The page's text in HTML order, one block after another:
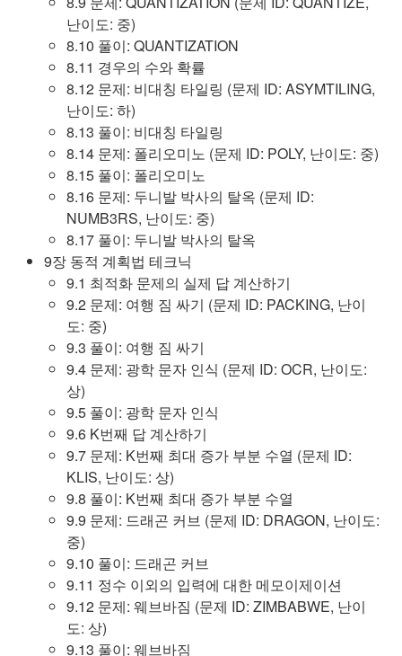
난이도: 중)
8.10 풀이: QUANTIZATION
8.11 경우의 수와 확률
8.12 문제: 비대칭 타일링 (문제 ID: ASYMTILING,
난이도: 하)
8.13 풀이: 비대칭 타일링
8.14 문제: 폴리오미노 (문제 ID: POLY, 난이도: 중)
8.15 풀이: 폴리오미노
8.16 문제: 두니발 박사의 탈옥 (문제 ID:
NUMB3RS, 난이도: 중)
8.17 풀이: 두니발 박사의 탈옥
9장 동적 계획법 테크닉
9.1 최적화 문제의 실제 답 계산하기
9.2 문제: 여행 짐 싸기 (문제 ID: PACKING, 난이
도: 중)
9.3 풀이: 여행 짐 싸기
9.4 문제: 광학 문자 인식 (문제 ID: OCR, 난이도:
상)
9.5 풀이: 광학 문자 인식
9.6 K번째 답 계산하기
9.7 문제: K번째 최대 증가 부분 수열 (문제 ID:
KLIS, 난이도: 상)
9.8 풀이: K번째 최대 증가 부분 수열
9.9 문제: 드래곤 커브 (문제 ID: DRAGON, 난이도:
중)
9.10 풀이: 드래곤 커브
9.11 정수 이외의 입력에 대한 메모이제이션
9.12 문제: 웨브바짐 (문제 ID: ZIMBABWE, 난이
도: 상)
9.13 풀이: 웨브바짐